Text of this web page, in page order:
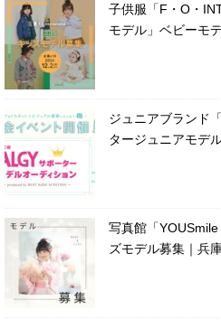
子供服「F・O・
モデル」ベビーモ
ジュニアブランド
タージュニアモデ
写真館「
ズモデル募集｜兵